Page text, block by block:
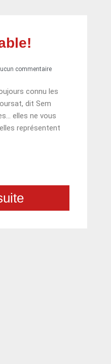
commentaire
connu les
dit Sem
elles ne vous
représentent